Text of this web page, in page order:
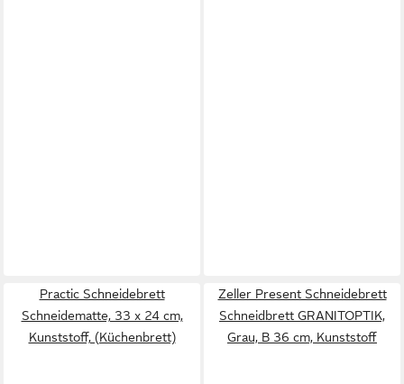
Practic Schneidebrett
Schneidematte, 33 x 24 cm,
Kunststoff, (Küchenbrett)
Zeller Present Schneidebrett
Schneidbrett GRANITOPTIK,
Grau, B 36 cm, Kunststoff